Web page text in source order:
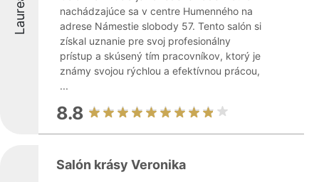
Laureáti
nachádzajúce sa v centre Humenného na
adrese Námestie slobody 57. Tento salón si
získal uznanie pre svoj profesionálny
prístup a skúsený tím pracovníkov, ktorý je
známy svojou rýchlou a efektívnou prácou,
...
8.8
Salón krásy Veronika